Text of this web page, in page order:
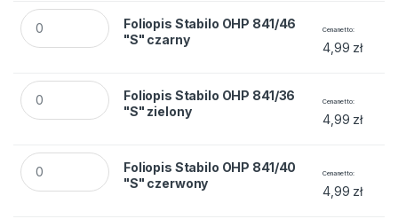
Foliopis Stabilo OHP 841/46 "S" czarny quantity
Foliopis Stabilo OHP 841/46
"S" czarny
Cena netto
4,99 zł
Foliopis Stabilo OHP 841/36 "S" zielony quantity
Foliopis Stabilo OHP 841/36
"S" zielony
Cena netto
4,99 zł
Foliopis Stabilo OHP 841/40 "S" czerwony quantity
Foliopis Stabilo OHP 841/40
"S" czerwony
Cena netto
4,99 zł